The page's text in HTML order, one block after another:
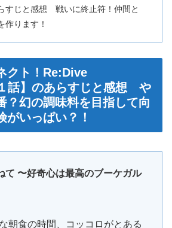
すじと感想 戦いに終止符！仲間と
作ります！
クト！Re:Dive
話】のあらすじと感想 や
？幻の調味料を目指して向
がいっぱい？！
〜好奇心は最高のブーケガル
朝食の時間、コッコロがとある